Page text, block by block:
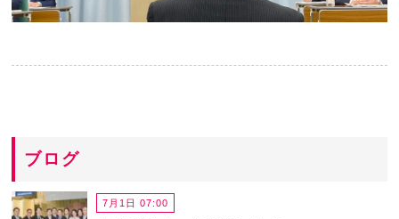
ブログ
7月1日 07:00